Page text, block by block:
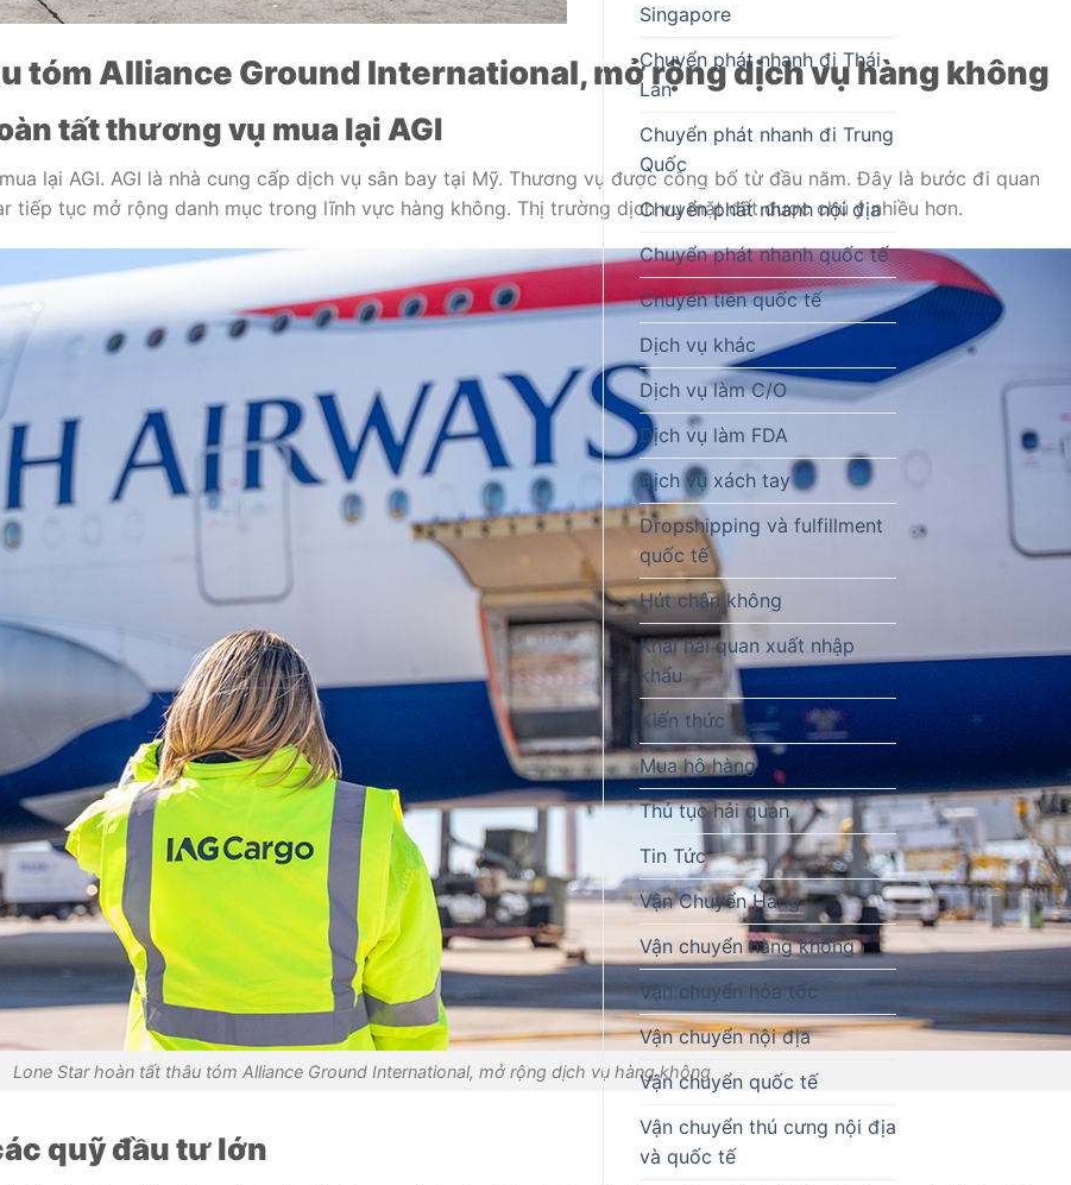
tóm Alliance Ground International, mở rộng dịch vụ hàng không
tất thương vụ mua lại AGI
lại AGI. AGI là nhà cung cấp dịch vụ sân bay tại Mỹ. Thương vụ được công bố từ đầu năm. Đây là bước đi quan
tiếp tục mở rộng danh mục trong lĩnh vực hàng không. Thị trường dịch vụ mặt đất được chú ý nhiều hơn.
Lone Star hoàn tất thâu tóm Alliance Ground International, mở rộng dịch vụ hàng không
quỹ đầu tư lớn
Singapore
Chuyển phát nhanh đi Thái
Lan
Chuyển phát nhanh đi Trung
Quốc
Chuyển phát nhanh nội địa
Chuyển phát nhanh quốc tế
Chuyển tiền quốc tế
Dịch vụ khác
Dịch vụ làm C/O
Dịch vụ làm FDA
Dịch vụ xách tay
Dropshipping và fulfillment
quốc tế
Hút chân không
Khai hải quan xuất nhập
khẩu
Kiến thức
Mua hộ hàng
Thủ tục hải quan
Tin Tức
Vận Chuyển Hàng
Vận chuyển hàng không
Vận chuyển hỏa tốc
Vận chuyển nội địa
Vận chuyển quốc tế
Vận chuyển thú cưng nội địa
và quốc tế